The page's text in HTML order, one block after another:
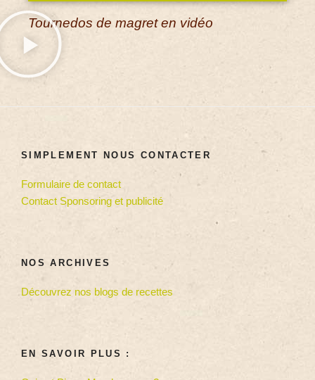
Tournedos de magret en vidéo
SIMPLEMENT NOUS CONTACTER
Formulaire de contact
Contact Sponsoring et publicité
NOS ARCHIVES
Découvrez nos blogs de recettes
EN SAVOIR PLUS :